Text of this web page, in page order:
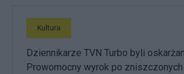
Kultura
Dziennikarze TVN Turbo byli
Prowomocny wyrok po zniszczonych